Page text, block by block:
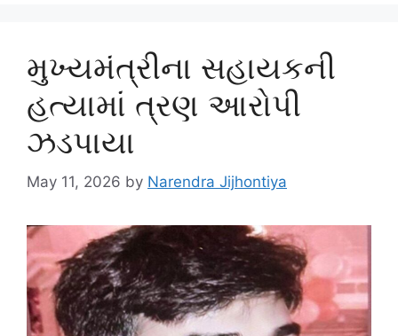
મુખ્યમંત્રીના સહાયકની
હત્યામાં ત્રણ આરોપી
ઝડપાયા
May 11, 2026 by Narendra Jijhontiya